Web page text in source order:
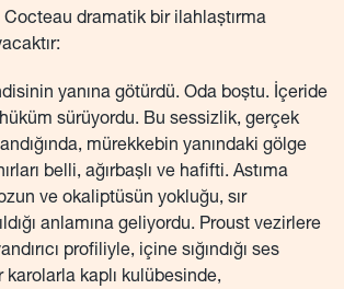
Cocteau dramatik bir ilahlaştırma
yanına götürdü. Oda boştu. İçeride
sürüyordu. Bu sessizlik, gerçek
mürekkebin yanındaki gölge
belli, ağırbaşlı ve hafifti. Astıma
ve okaliptüsün yokluğu, sır
anlamına geliyordu. Proust vezirlere
profiliyle, içine sığındığı ses
kaplı kulübesinde,